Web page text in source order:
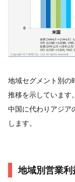
地域セグメント別の
推移を示しています
中国に代わりアジア
します。
地域別営業利